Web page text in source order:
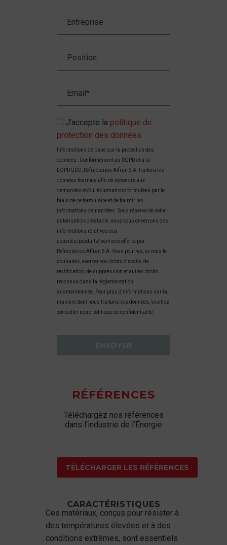
J'accepte la politique de
protection des données
Informations de base sur la protection des
données : Conformément au RGPD et à la
LOPDGDD, Refractarios Alfran S.A. traitera les
données fournies afin de répondre aux
demandes et/ou réclamations formulées par le
biais de ce formulaire et de fournir les
informations demandées. Sous réserve de votre
autorisation préalable, nous vous enverrons des
informations relatives aux
activités/produits/services offerts par
Refractarios Alfran S.A. Vous pourrez, si vous le
souhaitez, exercer vos droits d'accès, de
rectification, de suppression et autres droits
reconnus dans la réglementation
susmentionnée. Pour plus d'informations sur la
manière dont nous traitons vos données, veuillez
consulter notre politique de confidentialité.
RÉFÉRENCES
Téléchargez nos références
dans l’industrie de l’Énergie
TÉLÉCHARGER LES RÉFÉRENCES
CARACTÉRISTIQUES
Ces matériaux, conçus pour résister à
des températures élevées et à des
conditions extrêmes, sont essentiels